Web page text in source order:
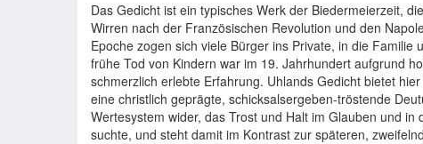
Das Gedicht ist ein typisches Werk der Biedermeierzeit,
Wirren nach der Französischen Revolution und den
Epoche zogen sich viele Bürger ins Private, in die Familie
frühe Tod von Kindern war im 19. Jahrhundert aufgrund
schmerzlich erlebte Erfahrung. Uhlands Gedicht bietet
eine christlich geprägte, schicksalsergeben-tröstende
Wertesystem wider, das Trost und Halt im Glauben und
suchte, und steht damit im Kontrast zur späteren,